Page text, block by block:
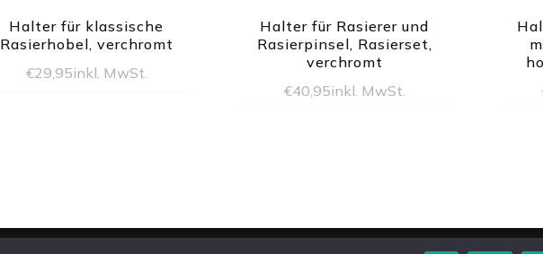
Halter für klassische
Rasierhobel, verchromt
€29,95inkl. MwSt.
Halter für Rasierer und
Rasierpinsel, Rasierset,
verchromt
€40,95inkl. MwSt.